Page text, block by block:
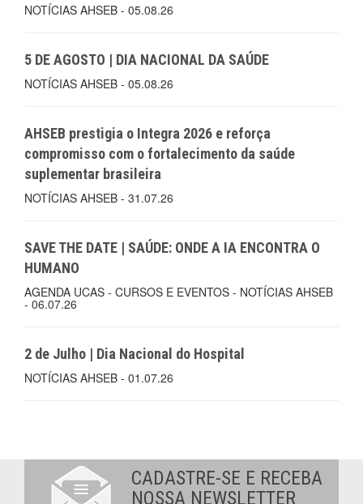
NOTÍCIAS AHSEB - 05.08.26
5 DE AGOSTO | DIA NACIONAL DA SAÚDE
NOTÍCIAS AHSEB - 05.08.26
AHSEB prestigia o Integra 2026 e reforça
compromisso com o fortalecimento da saúde
suplementar brasileira
NOTÍCIAS AHSEB - 31.07.26
SAVE THE DATE | SAÚDE: ONDE A IA ENCONTRA O
HUMANO
AGENDA UCAS - CURSOS E EVENTOS - NOTÍCIAS AHSEB
- 06.07.26
2 de Julho | Dia Nacional do Hospital
NOTÍCIAS AHSEB - 01.07.26
CADASTRE-SE E RECEBA
NOSSA NEWSLETTER